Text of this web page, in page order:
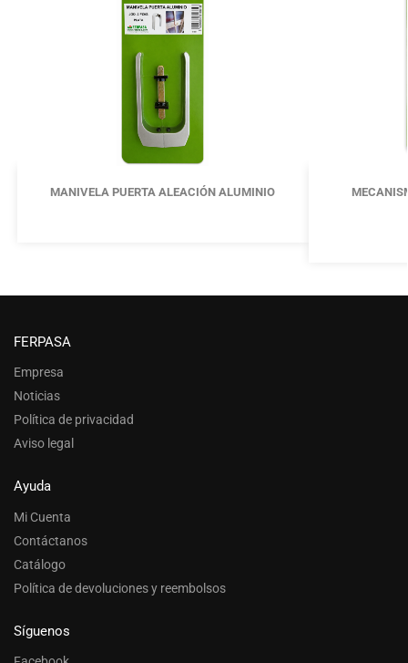
MANIVELA PUERTA ALEACIÓN ALUMINIO
FERPASA
Empresa
Noticias
Política de privacidad
Aviso legal
Ayuda
Mi Cuenta
Contáctanos
Catálogo
Política de devoluciones y reembolsos
Síguenos